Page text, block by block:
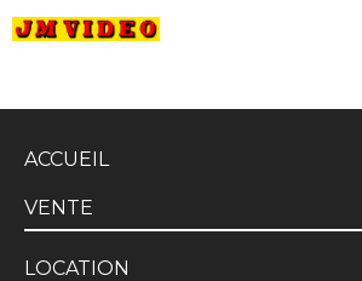
ACCUEIL
VENTE
LOCATION